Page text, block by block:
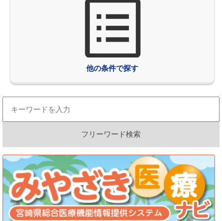
他の条件で探す